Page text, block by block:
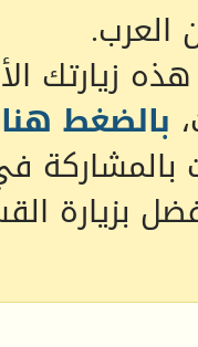
العرب.
زيارتك
بالضغط هنا
بالمشاركة
بزيارة